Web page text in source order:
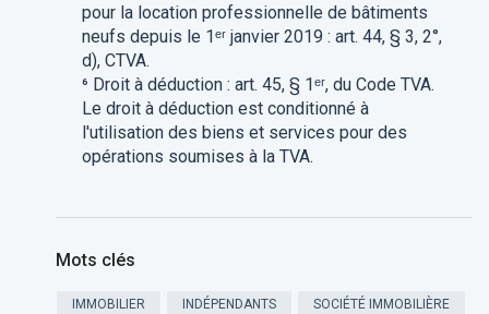
pour la location professionnelle de bâtiments
neufs depuis le 1ᵉʳ janvier 2019 : art. 44, § 3, 2°,
d), CTVA.
⁶ Droit à déduction : art. 45, § 1ᵉʳ, du Code TVA.
Le droit à déduction est conditionné à
l'utilisation des biens et services pour des
opérations soumises à la TVA.
Mots clés
IMMOBILIER INDÉPENDANTS SOCIÉTÉ IMMOBILIÈRE